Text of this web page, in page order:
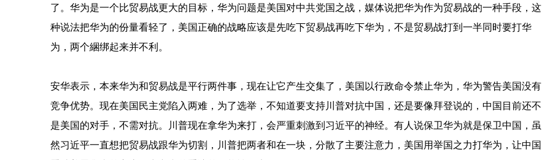
了。华为是一个比贸易战更大的目标，华为问题是美国对中共党国之战，媒体说把华为作为贸易战的一种手段，这
种说法把华为的份量看轻了，美国正确的战略应该是先吃下贸易战再吃下华为，不是贸易战打到一半同时要打华
为，两个綑绑起来并不利。
安华表示，本来华为和贸易战是平行两件事，现在让它产生交集了，美国以行政命令禁止华为，华为警告美国没有
竞争优势。现在美国民主党陷入两难，为了选举，不知道要支持川普对抗中国，还是要像拜登说的，中国目前还不
是美国的对手，不需对抗。川普现在拿华为来打，会严重刺激到习近平的神经。有人说保卫华为就是保卫中国，虽
然习近平一直想把贸易战跟华为切割，川普把两者和在一块，分散了主要注意力，美国用举国之力打华为，让中国